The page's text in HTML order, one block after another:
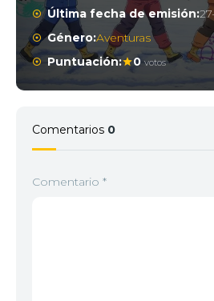
Última fecha de emisión:
Género:Aventuras
Puntuación:
0 votos
Comentarios 0
Comentario *